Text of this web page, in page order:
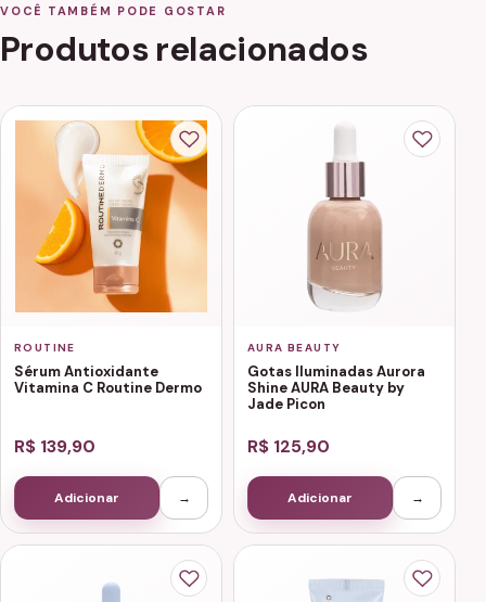
VOCÊ TAMBÉM PODE GOSTAR
Produtos relacionados
ROUTINE
Sérum Antioxidante
Vitamina C Routine Dermo
R$ 139,90
Adicionar →
AURA BEAUTY
Gotas Iluminadas Aurora
Shine AURA Beauty by
Jade Picon
R$ 125,90
Adicionar →